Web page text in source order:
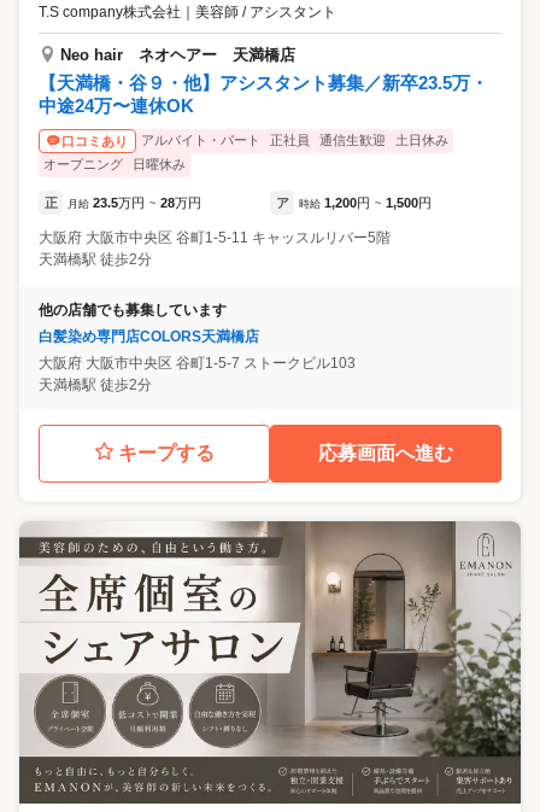
T.S company株式会社 美容師 / アシスタント
Neo hair ネオヘアー 天満橋店
【天満橋・谷９・他】アシスタント募集／新卒23.5万・
中途24万〜連休OK
口コミあり アルバイト・パート 正社員 通信生歓迎
土日休み
オープニング
日曜休み
正 月給 23.5万円 ~ 28万円 ア 時給 1,200円 ~ 1,500円
大阪府 大阪市中央区 谷町1-5-11 キャッスルリバー5階
天満橋駅 徒歩2分
他の店舗でも募集しています
白髪染め専門店COLORS天満橋店
大阪府 大阪市中央区 谷町1-5-7 ストークビル103
天満橋駅 徒歩2分
キープする 応募画面へ進む